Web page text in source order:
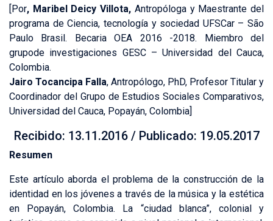
[Por, Maribel Deicy Villota, Antropóloga y Maestrante del
programa de Ciencia, tecnología y sociedad UFSCar – São
Paulo Brasil. Becaria OEA 2016 -2018. Miembro del
grupode investigaciones GESC – Universidad del Cauca,
Colombia.
Jairo Tocancipa Falla, Antropólogo, PhD, Profesor Titular y
Coordinador del Grupo de Estudios Sociales Comparativos,
Universidad del Cauca, Popayán, Colombia]
Recibido: 13.11.2016 / Publicado: 19.05.2017
Resumen
Este artículo aborda el problema de la construcción de la
identidad en los jóvenes a través de la música y la estética
en Popayán, Colombia. La “ciudad blanca”, colonial y